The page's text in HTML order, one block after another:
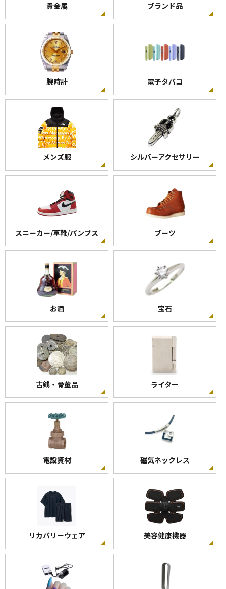
貴金属 ブランド品
腕時計 電子タバコ
メンズ服 シルバーアクセサリー
スニーカー/革靴/パンプス ブーツ
お酒 宝石
古銭・骨董品 ライター
電設資材 磁気ネックレス
リカバリーウェア 美容健康機器